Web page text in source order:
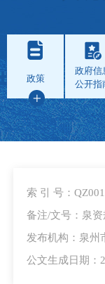
政策
政府信
公开指
索 引 号：
备注/文号：泉
发布机构：泉州
公文生成日期：